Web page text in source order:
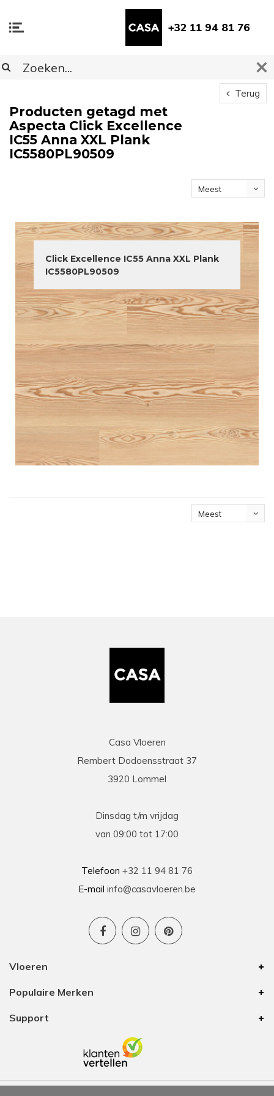
+32 11 94 81 76
Terug
Producten getagd met
Aspecta Click Excellence
IC55 Anna XXL Plank
IC5580PL90509
Meest
Click Excellence IC55 Anna XXL Plank
IC5580PL90509
Meest
Casa Vloeren
Rembert Dodoensstraat 37
3920 Lommel
Dinsdag t/m vrijdag
van 09:00 tot 17:00
Telefoon +32 11 94 81 76
E-mail info@casavloeren.be
Vloeren
Populaire Merken
Support